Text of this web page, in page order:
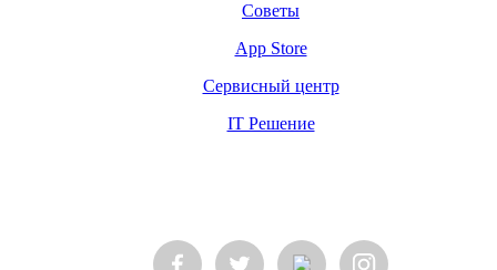
Советы
App Store
Сервисный центр
IT Решение